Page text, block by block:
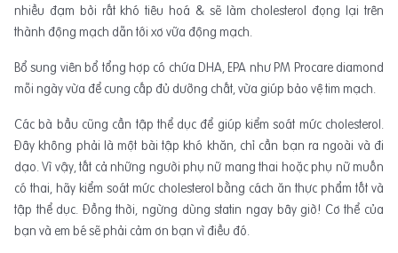
nhiều đạm bởi rất khó tiêu hoá & sẽ làm cholesterol đọng lại trên
thành động mạch dẫn tới xơ vữa động mạch.
Bổ sung viên bổ tổng hợp có chứa DHA, EPA như PM Procare diamond
mỗi ngày vừa để cung cấp đủ dưỡng chất, vừa giúp bảo vệ tim mạch.
Các bà bầu cũng cần tập thể dục để giúp kiểm soát mức cholesterol.
Đây không phải là một bài tập khó khăn, chỉ cần bạn ra ngoài và đi
dạo. Vì vậy, tất cả những người phụ nữ mang thai hoặc phụ nữ muốn
có thai, hãy kiểm soát mức cholesterol bằng cách ăn thực phẩm tốt và
tập thể dục. Đồng thời, ngừng dùng statin ngay bây giờ! Cơ thể của
bạn và em bé sẽ phải cảm ơn bạn vì điều đó.